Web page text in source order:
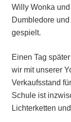
Willy Wonka
Dumbledore
gespielt.
Einen Tag
wir mit unserer
Verkaufsstand
Schule ist
Lichterketten